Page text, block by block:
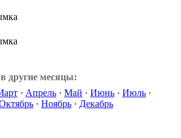
другие месяцы:
· Апрель · Май · Июнь · Июль ·
· Ноябрь · Декабрь